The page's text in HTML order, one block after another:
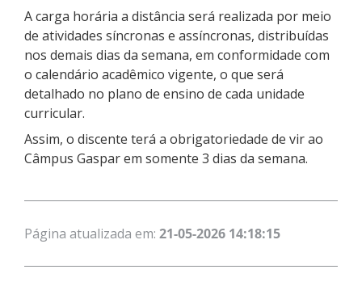
A carga horária a distância será realizada por meio
de atividades síncronas e assíncronas, distribuídas
nos demais dias da semana, em conformidade com
o calendário acadêmico vigente, o que será
detalhado no plano de ensino de cada unidade
curricular.
Assim, o discente terá a obrigatoriedade de vir ao
Câmpus Gaspar em somente 3 dias da semana.
Página atualizada em: 21-05-2026 14:18:15